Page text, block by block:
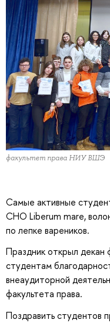
факультет права НИУ ВШЭ
Самые активные
СНО Liberum mare,
по лепке вареников.
Праздник открыл декан
студентам
внеаудиторной
факультета права.
Поздравить студентов